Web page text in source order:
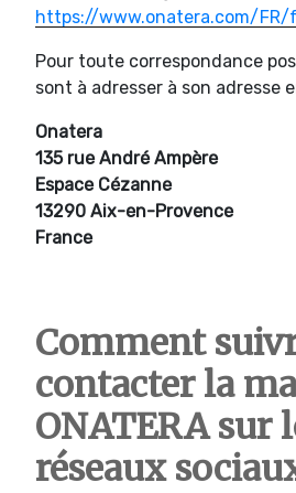
https://www.onatera.com/
Pour toute correspondance
sont à adresser à son adresse
Onatera
135 rue André Ampère
Espace Cézanne
13290 Aix-en-Provence
France
Comment
contacter la
ONATERA sur
réseaux